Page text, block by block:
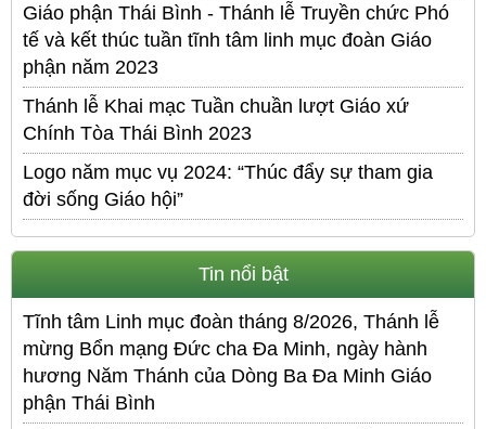
Giáo phận Thái Bình - Thánh lễ Truyền chức Phó
tế và kết thúc tuần tĩnh tâm linh mục đoàn Giáo
phận năm 2023
Thánh lễ Khai mạc Tuần chuần lượt Giáo xứ
Chính Tòa Thái Bình 2023
Logo năm mục vụ 2024: “Thúc đẩy sự tham gia
đời sống Giáo hội”
Tin nổi bật
Tĩnh tâm Linh mục đoàn tháng 8/2026, Thánh lễ
mừng Bổn mạng Đức cha Đa Minh, ngày hành
hương Năm Thánh của Dòng Ba Đa Minh Giáo
phận Thái Bình